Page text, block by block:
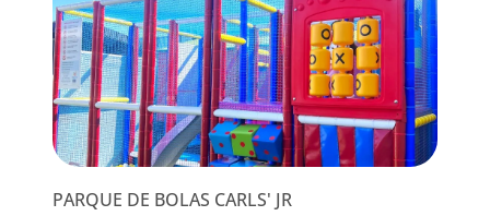
PARQUE DE BOLAS CARLS' JR